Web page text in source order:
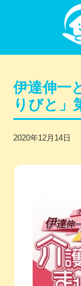
コンテンツに移動
伊達伸一
りびと」
2020年12月14日